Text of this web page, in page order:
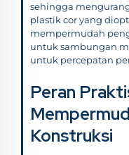
sehingga
plastik cor yang
mempermudah
untuk sambungan
untuk percepatan
Peran
Konstruksi